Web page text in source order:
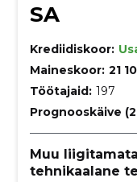
SA
Krediidiskoor:
Maineskoor: 21
Töötajaid: 197
Prognooskäive
Muu
tehnikaalane